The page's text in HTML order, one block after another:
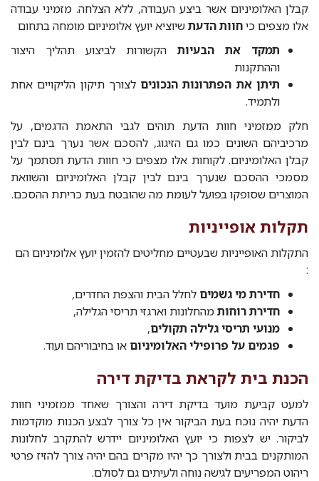
קבלן האלומיניום אשר ביצע העבודה, ללא הצלחה. מזמיני עבודה
אלו מצפים כיחוות הדעתשיוציא יועץ אלומיניום מומחה בתחום
תמקד את הבעיות הקשורות לביצוע תהליך היצור
וההתקנות
תיתן את הפתרונות הנכונים לצורך תיקון הליקויים אחת
ולתמיד.
חלק ממזמיני חוות הדעת תוהים לגבי התאמת הדגמים, על
מרכיביהם השונים כמו גם הזיגוג, להסכם אשר נערך בינם לבין
קבלן האלומיניום. לקוחות אלו מצפים כי חוות הדעת תסתמך על
מסמכי ההסכם שנערך בינם לבין קבלן האלומיניום והשוואת
המוצרים שסופקו בפועל לעומת מה שהובטח בעת כריתת ההסכם.
תקלות אופייניות
התקלות האופייניות שבעטיים מחליטים להזמין יועץ אלומיניום הם
:
חדירת מי גשמים לחלל הבית והצפת החדרים,
חדירת רוחותמהחלונות וארגזי תריסי הגלילה,
מנועי תריסי גלילה תקולים,
פגמים על פרופילי האלומיניום או בחיבוריהם ועוד.
הכנת בית לקראת בדיקת דירה
למעט קביעת מועד בדיקת דירה והצורך שאחד ממזמיני חוות
הדעת יהיה נוכח בעת הביקור אין כל צורך לבצע הכנות מוקדמות
לביקור. יש לצפות כי יועץ האלומיניום יידרש להתקרב לחלונות
המותקנים בבית ולצורך כך יהיו מקרים בהם יהיה צורך להזיז פרטי
ריהוט המפריעים לגישה נוחה ולעיתים גם לסולם.